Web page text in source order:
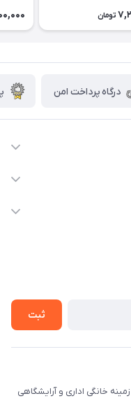
تومان
درگاه پرداخت امن
ثبت
خانگی اداری و آرایشگاهی